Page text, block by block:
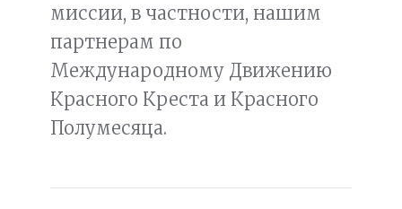
миссии, в частности, нашим
партнерам по
Международному Движению
Красного Креста и Красного
Полумесяца.